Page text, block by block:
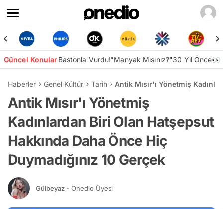
Güncel KonularBastonla Vurdu!"Manyak Mısınız?"30 Yıl Önce👀
Haberler Genel Kültür Tarih Antik Mısır'ı Yönetmiş
Antik Mısır'ı Yönetmiş
Kadınlardan Biri Olan Hatşepsut
Hakkında Daha Önce Hiç
Duymadığınız 10 Gerçek
Gülbeyaz - Onedio Üyesi